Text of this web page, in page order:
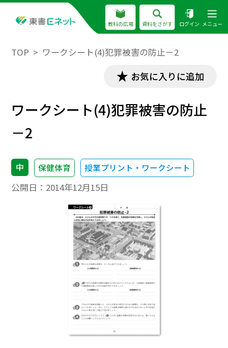
教科の広場 資料をさがす ログイン メニュー
TOP ワークシート(4)犯罪被害の防止－2
お気に入りに追加
ワークシート(4)犯罪被害の防止
－2
中 保健体育 授業プリント・ワークシート
公開日： 2014年12月15日